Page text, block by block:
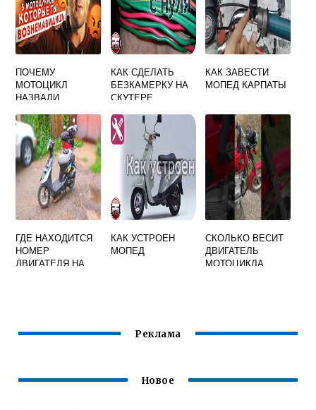
ПОЧЕМУ
МОТОЦИКЛ
НАЗВАЛИ
КАК СДЕЛАТЬ
БЕЗКАМЕРКУ НА
СКУТЕРЕ
КАК ЗАВЕСТИ
МОПЕД КАРПАТЫ
ГДЕ НАХОДИТСЯ
НОМЕР
ДВИГАТЕЛЯ НА
КАК УСТРОЕН
МОПЕД
СКОЛЬКО ВЕСИТ
ДВИГАТЕЛЬ
МОТОЦИКЛА
Реклама
Новое